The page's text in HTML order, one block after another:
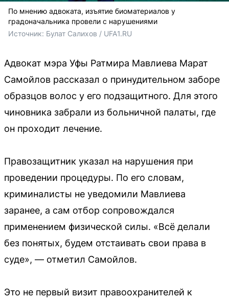
По мнению адвоката, изъятие биоматериалов у
градоначальника провели с нарушениями
Источник: Булат Салихов / UFA1.RU
Адвокат мэра Уфы Ратмира Мавлиева Марат
Самойлов рассказал о принудительном заборе
образцов волос у его подзащитного. Для этого
чиновника забрали из больничной палаты, где
он проходит лечение.
Правозащитник указал на нарушения при
проведении процедуры. По его словам,
криминалисты не уведомили Мавлиева
заранее, а сам отбор сопровождался
применением физической силы. «Всё делали
без понятых, будем отстаивать свои права в
суде», — отметил Самойлов.
Это не первый визит правоохранителей к